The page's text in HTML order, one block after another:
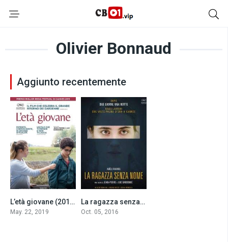
Olivier Bonnaud
Aggiunto recentemente
6.6L’età giovane (2019)
May. 22, 2019
6.5La ragazza senza nome (2016)
Oct. 05, 2016